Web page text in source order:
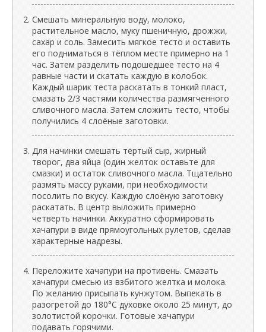
Смешать минеральную воду, молоко,
растительное масло, муку пшеничную, дрожжи,
сахар и соль. Замесить мягкое тесто и оставить
его подниматься в тёплом месте примерно на 1
час. Затем разделить подошедшее тесто на 4
равные части и скатать каждую в колобок.
Каждый шарик теста раскатать в тонкий пласт,
смазать 2/3 частями количества размягчённого
сливочного масла. Затем сложить тесто, чтобы
получились 4 слоёные заготовки.
Для начинки смешать тёртый сыр, жирный
творог, два яйца (один желток оставьте для
смазки) и остаток сливочного масла. Тщательно
размять массу руками, при необходимости
посолить по вкусу. Каждую слоёную заготовку
раскатать. В центр выложить примерно
четверть начинки. Аккуратно сформировать
хачапури в виде прямоугольных рулетов, сделав
характерные надрезы.
Переложите хачапури на противень. Смазать
хачапури смесью из взбитого желтка и молока.
По желанию присыпать кунжутом. Выпекать в
разогретой до 180°C духовке около 25 минут, до
золотистой корочки. Готовые хачапури
подавать горячими.